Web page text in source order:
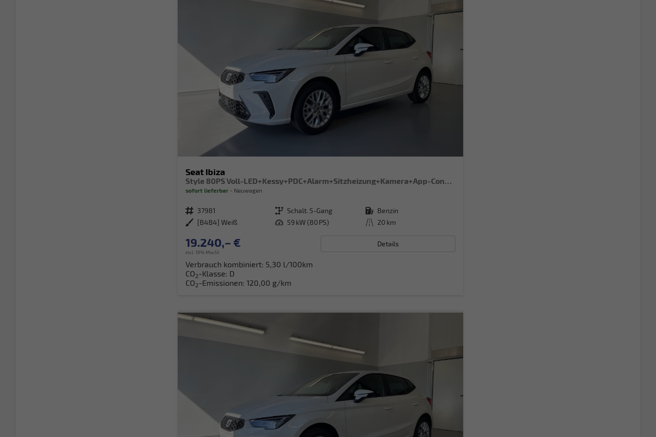
Seat Ibiza
sofort lieferbar Neuwagen
Fahrzeugnr. 37981 Getriebe Schalt. 5-Gang Kraftstoff Benzin
Außenfarbe [B4B4] Weiß Leistung 59 kW (80 PS) Kilometerstand 20 km
19.240,– €
incl. 19% MwSt.
Details
Verbrauch kombiniert: 5,30 l/100km
CO2-Klasse: D
CO2-Emissionen: 120,00 g/km